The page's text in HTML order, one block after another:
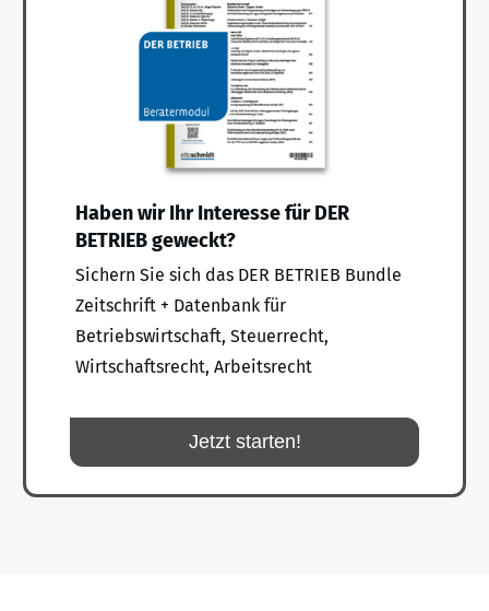
Haben wir Ihr Interesse für DER
BETRIEB geweckt?
Sichern Sie sich das DER BETRIEB Bundle
Zeitschrift + Datenbank für
Betriebswirtschaft, Steuerrecht,
Wirtschaftsrecht, Arbeitsrecht
Jetzt starten!